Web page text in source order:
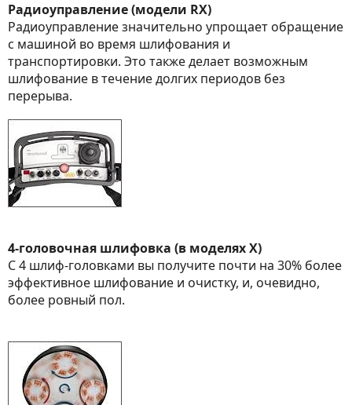
Радиоуправление (модели RX)
Радиоуправление значительно упрощает обращение
с машиной во время шлифования и
транспортировки. Это также делает возможным
шлифование в течение долгих периодов без
перерыва.
4-головочная шлифовка (в моделях X)
С 4 шлиф-головками вы получите почти на 30% более
эффективное шлифование и очистку, и, очевидно,
более ровный пол.